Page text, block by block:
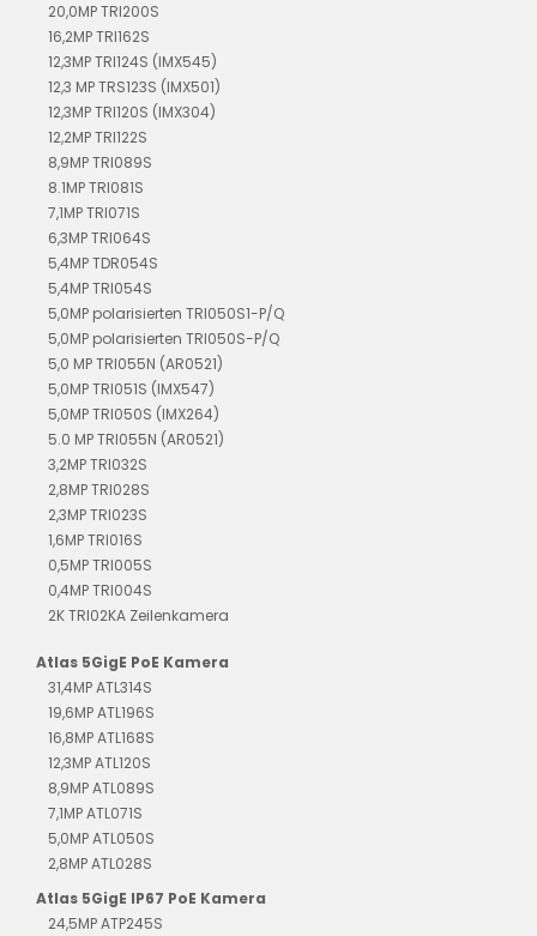
20,0MP TRI200S
16,2MP TRI162S
12,3MP TRI124S (IMX545)
12,3 MP TRS123S (IMX501)
12,3MP TRI120S (IMX304)
12,2MP TRI122S
8,9MP TRI089S
8.1MP TRI081S
7,1MP TRI071S
6,3MP TRI064S
5,4MP TDR054S
5,4MP TRI054S
5,0MP polarisierten TRI050S1-P/Q
5,0MP polarisierten TRI050S-P/Q
5,0 MP TRI055N (AR0521)
5,0MP TRI051S (IMX547)
5,0MP TRI050S (IMX264)
5.0 MP TRI055N (AR0521)
3,2MP TRI032S
2,8MP TRI028S
2,3MP TRI023S
1,6MP TRI016S
0,5MP TRI005S
0,4MP TRI004S
2K TRI02KA Zeilenkamera
Atlas 5GigE PoE Kamera
31,4MP ATL314S
19,6MP ATL196S
16,8MP ATL168S
12,3MP ATL120S
8,9MP ATL089S
7,1MP ATL071S
5,0MP ATL050S
2,8MP ATL028S
Atlas 5GigE IP67 PoE Kamera
24,5MP ATP245S